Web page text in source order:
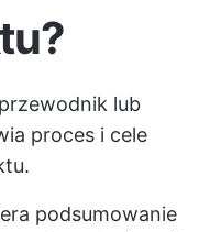
lub
proces i cele
podsumowanie